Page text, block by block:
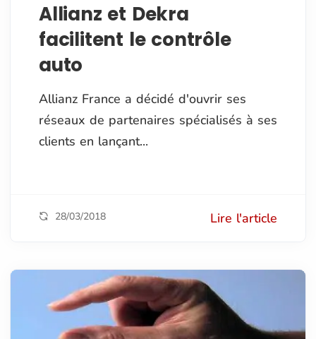
Allianz et Dekra
facilitent le contrôle
auto
Allianz France a décidé d'ouvrir ses
réseaux de partenaires spécialisés à ses
clients en lançant...
28/03/2018 Lire l'article